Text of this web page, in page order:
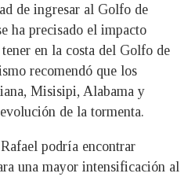
de ingresar al Golfo de
ha precisado el impacto
en la costa del Golfo de
recomendó que los
Misisipi, Alabama y
de la tormenta.
podría encontrar
una mayor intensificación al